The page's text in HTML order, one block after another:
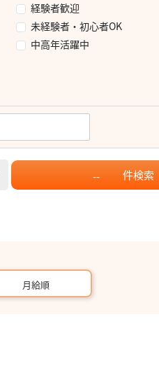
経験者歓迎
未経験者・初心者OK
中高年活躍中
-- 件検索
月給順